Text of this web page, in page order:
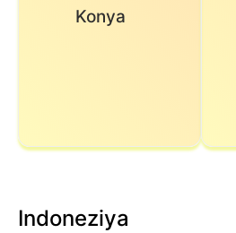
Konya
Indoneziya